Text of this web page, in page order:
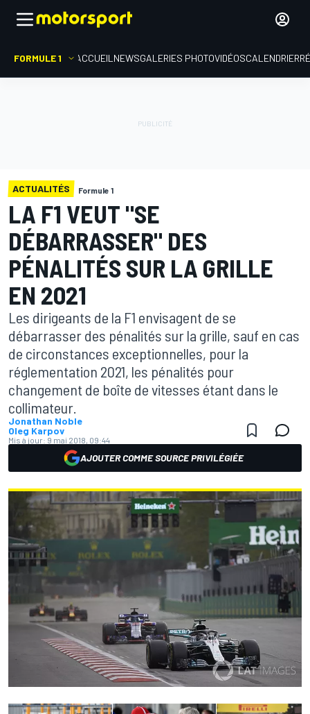
FORMULE 1 ACCUEIL NEWSGALERIES PHOTOVIDÉOSCALENDRIER
ACTUALITÉS Formule 1
LA F1 VEUT "SE
DÉBARRASSER" DES
PÉNALITÉS SUR LA GRILLE
EN 2021
Les dirigeants de la F1 envisagent de se
débarrasser des pénalités sur la grille, sauf en cas
de circonstances exceptionnelles, pour la
réglementation 2021, les pénalités pour
changement de boîte de vitesses étant dans le
collimateur.
Jonathan Noble
Oleg Karpov
Mis à jour: 9 mai 2018, 09:44
AJOUTER COMME SOURCE PRIVILÉGIÉE